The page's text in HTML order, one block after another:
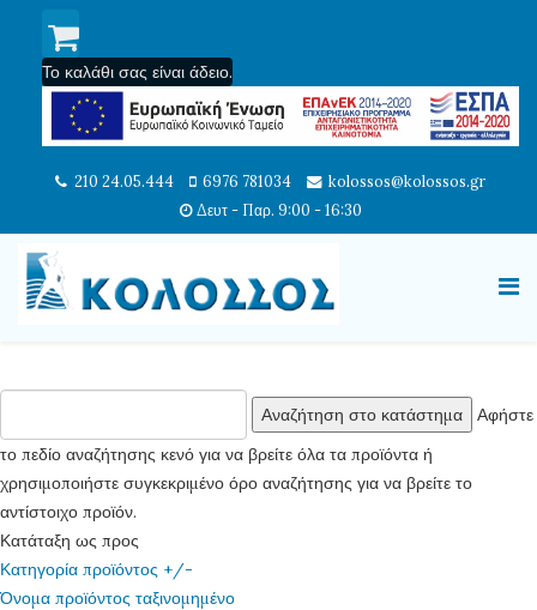
Το καλάθι σας είναι άδειο.
210 24.05.444 6976 781034
kolossos@kolossos.gr
Δευτ - Παρ. 9:00 - 16:30
Αφήστε
το πεδίο αναζήτησης κενό για να βρείτε όλα τα προϊόντα ή
χρησιμοποιήστε συγκεκριμένο όρο αναζήτησης για να βρείτε το
αντίστοιχο προϊόν.
Κατάταξη ως προς
Κατηγορία προϊόντος +/-
Όνομα προϊόντος ταξινομημένο